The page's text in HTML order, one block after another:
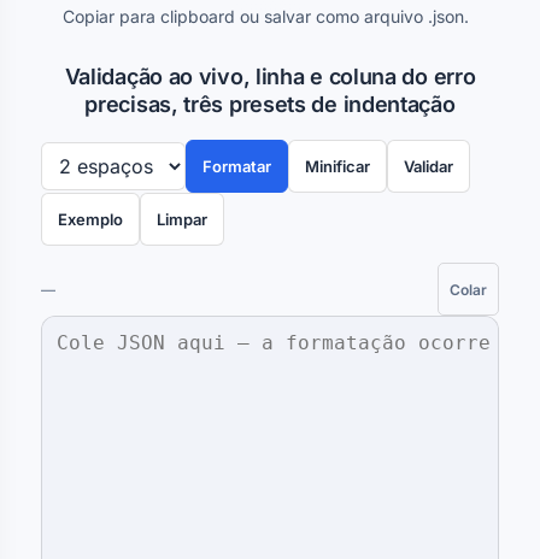
Copiar para clipboard ou salvar como arquivo .json.
Validação ao vivo, linha e coluna do erro
precisas, três presets de indentação
Formatar Minificar Validar
Exemplo Limpar
— Colar